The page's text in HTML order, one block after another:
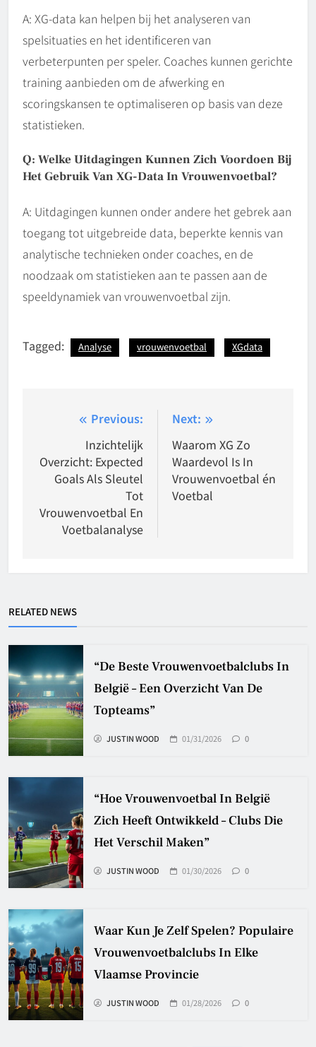
A: XG-data kan helpen bij het analyseren van
spelsituaties en het identificeren van
verbeterpunten per speler. Coaches kunnen gerichte
training aanbieden om de afwerking en
scoringskansen te optimaliseren op basis van deze
statistieken.
Q: Welke Uitdagingen Kunnen Zich Voordoen Bij
Het Gebruik Van XG-Data In Vrouwenvoetbal?
A: Uitdagingen kunnen onder andere het gebrek aan
toegang tot uitgebreide data, beperkte kennis van
analytische technieken onder coaches, en de
noodzaak om statistieken aan te passen aan de
speeldynamiek van vrouwenvoetbal zijn.
Tagged: Analyse vrouwenvoetbal XGdata
navigation
Previous:
Inzichtelijk
Overzicht: Expected
Goals Als Sleutel
Tot
Vrouwenvoetbal En
Voetbalanalyse
Next:
Waarom XG Zo
Waardevol Is In
Vrouwenvoetbal én
Voetbal
RELATED NEWS
“De Beste Vrouwenvoetbalclubs In
België – Een Overzicht Van De
Topteams”
JUSTIN WOOD 01/31/2026 0
“Hoe Vrouwenvoetbal In België
Zich Heeft Ontwikkeld – Clubs Die
Het Verschil Maken”
JUSTIN WOOD 01/30/2026 0
Waar Kun Je Zelf Spelen? Populaire
Vrouwenvoetbalclubs In Elke
Vlaamse Provincie
JUSTIN WOOD 01/28/2026 0